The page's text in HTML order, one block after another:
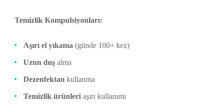
Temizlik Kompulsiyonları:
Aşırı el yıkama (günde 100+ kez)
Uzun duş alma
Dezenfektan kullanma
Temizlik ürünleri aşırı kullanımı